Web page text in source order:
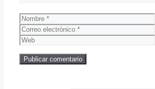
Nombre
Correo
electrónico
Web